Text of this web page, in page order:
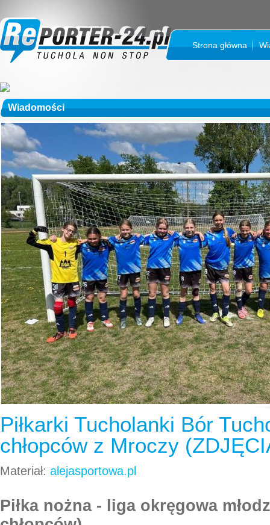
Strona główna
Wiadomości
Piłkarki Tucholanki Bór
chłopców z Mroczy
Materiał: alejasportowa.pl
Piłka nożna - liga okręgowa